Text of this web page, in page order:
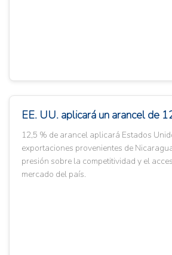
EE. UU. aplicará un arancel de
12,5 % de arancel aplicará Estados
exportaciones provenientes de
presión sobre la competitividad y el
mercado del país.